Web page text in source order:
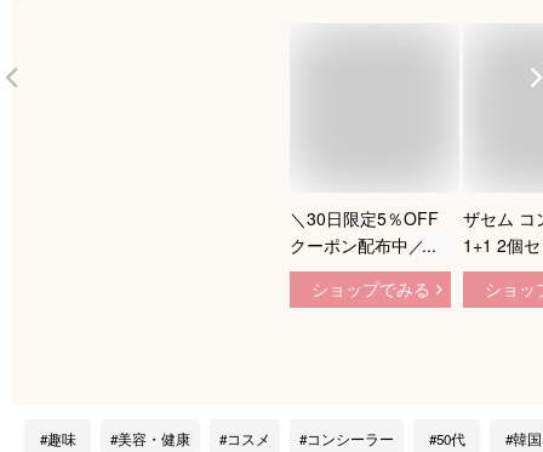
＼30日限定5％OFF
クーポン配布中／
【ザセム 公式】コン
シーラー シミ しわ
ンシーラー カバーパ
ショップでみる
ザセム コ
1+1 2個
カラー[国
セム カ
ショッ
趣味 美容・健康 コスメ コンシーラー 50代 韓国